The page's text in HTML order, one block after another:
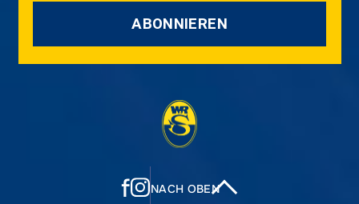
ABONNIEREN
f NACH OBEN